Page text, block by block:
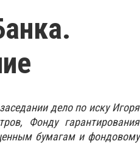
дело по иску Игоря
Фонду гарантирования
бумагам и фондовому